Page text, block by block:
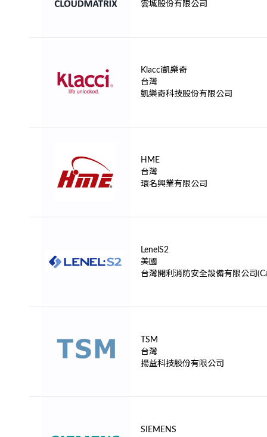
雲城股份有限公司
Klacci凱樂奇
台灣
凱樂奇科技股份有限公司
HME
台灣
環名興業有限公司
LenelS2
美國
台灣開利消防安全設備有限公司
TSM
台灣
揚益科技股份有限公司
SIEMENS